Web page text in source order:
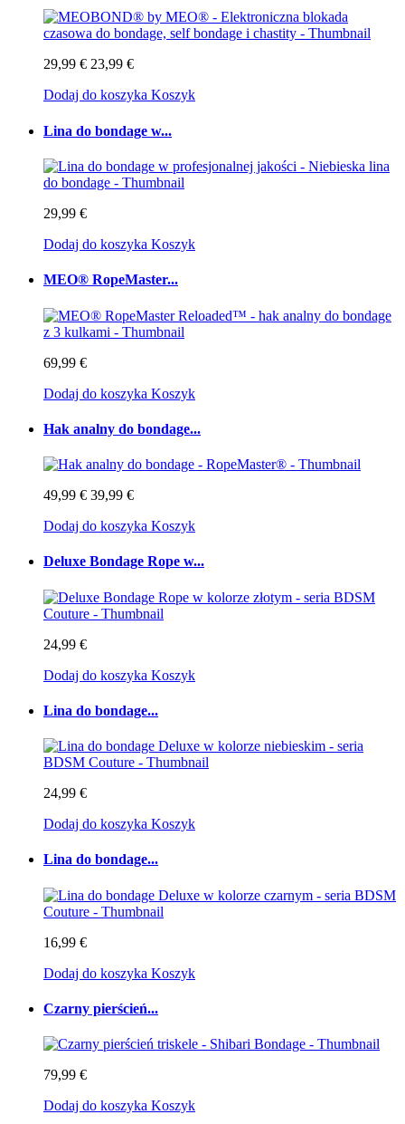
29,99 € 23,99 €
Dodaj do koszyka Koszyk
Lina do bondage w...
29,99 €
Dodaj do koszyka Koszyk
MEO® RopeMaster...
69,99 €
Dodaj do koszyka Koszyk
Hak analny do bondage...
49,99 € 39,99 €
Dodaj do koszyka Koszyk
Deluxe Bondage Rope w...
24,99 €
Dodaj do koszyka Koszyk
Lina do bondage...
24,99 €
Dodaj do koszyka Koszyk
Lina do bondage...
16,99 €
Dodaj do koszyka Koszyk
Czarny pierścień...
79,99 €
Dodaj do koszyka Koszyk